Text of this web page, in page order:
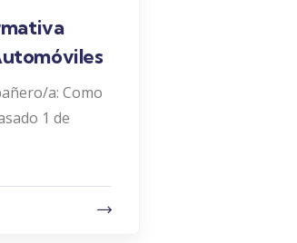
a: Como
1 de